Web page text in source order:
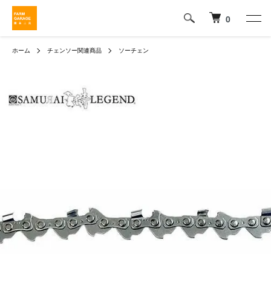
0
ホーム チェンソー関連商品 ソーチェン